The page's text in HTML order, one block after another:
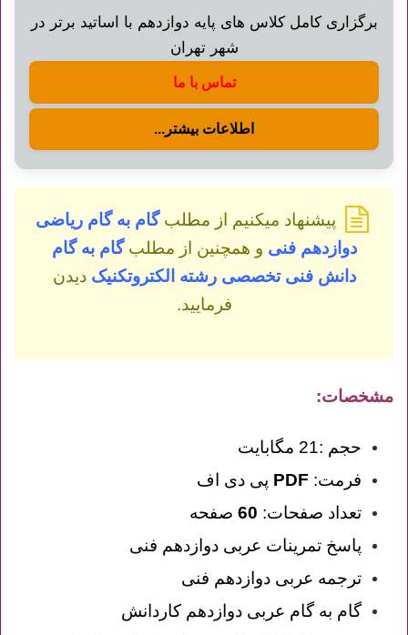
برگزاری کامل کلاس های پایه دوازدهم با اساتید برتر در
شهر تهران
تماس با ما
اطلاعات بیشتر...
پیشنهاد میکنیم از مطلبگام به گام ریاضی
دوازدهم فنی و همچنین از مطلبگام به گام
دانش فنی تخصصی رشته الکتروتکنیک دیدن
فرمایید.
مشخصات:
حجم :21 مگابایت
فرمت: PDF پی دی اف
تعداد صفحات: 60 صفحه
پاسخ تمرینات عربی دوازدهم فنی
ترجمه عربی دوازدهم فنی
گام به گام عربی دوازدهم کاردانش